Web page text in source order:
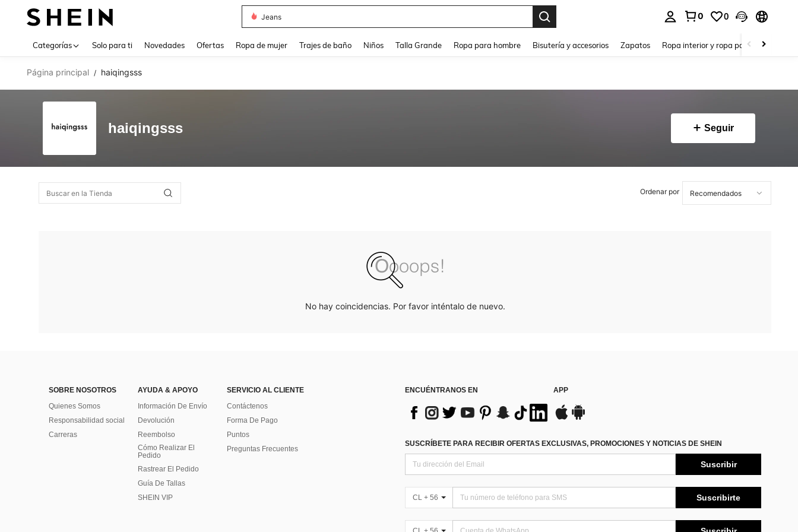
Jeans
0 0
Categorías Solo para ti Novedades Ofertas Ropa de mujer Trajes de baño Niños Talla Grande Ropa para hombre Bisutería y accesorios Zapatos Ropa interior y ropa para dormir
Página principal / haiqingsss
haiqingsss Seguir
Ordenar por
No hay coincidencias. Por favor inténtalo de nuevo.
SOBRE NOSOTROS
Quienes Somos
Responsabilidad social
Carreras
AYUDA & APOYO
Información De Envío
Devolución
Reembolso
Cómo Realizar El
Pedido
Rastrear El Pedido
Guía De Tallas
SHEIN VIP
SERVICIO AL CLIENTE
Contáctenos
Forma De Pago
Puntos
Preguntas Frecuentes
ENCUÉNTRANOS EN APP
SUSCRÍBETE PARA RECIBIR OFERTAS EXCLUSIVAS, PROMOCIONES Y NOTICIAS DE SHEIN
Suscribir
CL + 56 Suscribirte